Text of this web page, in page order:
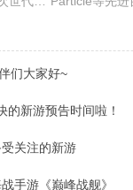
们大家好~
的新游预告时间啦！
关注的新游
手游《巅峰战舰》